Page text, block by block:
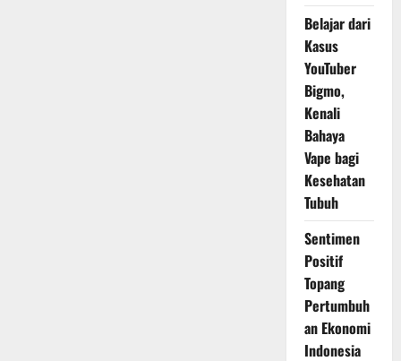
Belajar dari
Kasus
YouTuber
Bigmo,
Kenali
Bahaya
Vape bagi
Kesehatan
Tubuh
Sentimen
Positif
Topang
Pertumbuh
an Ekonomi
Indonesia